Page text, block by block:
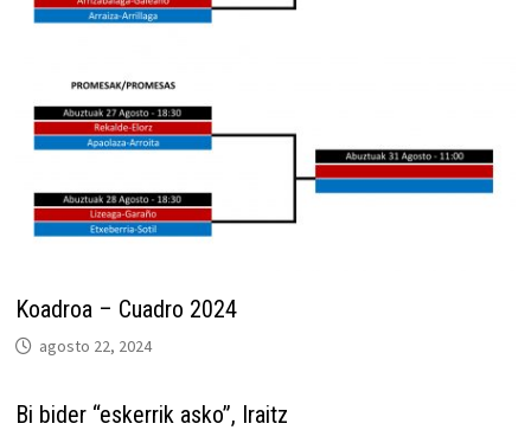
Koadroa – Cuadro 2024
agosto 22, 2024
Bi bider “eskerrik asko”, Iraitz